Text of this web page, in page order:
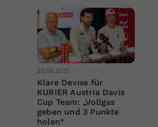
30.08.2025
Klare Devise für
KURIER Austria Davis
Cup Team: „Vollgas
geben und 3 Punkte
holen“